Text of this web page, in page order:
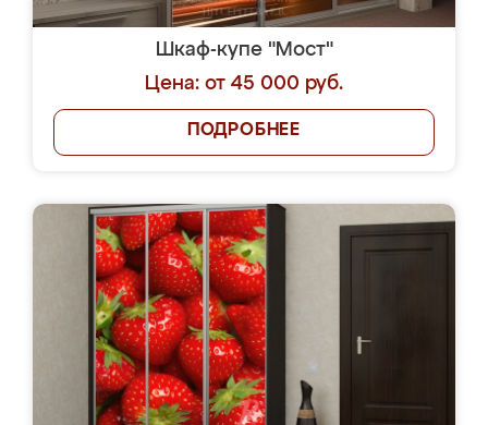
Шкаф-купе "Мост"
Цена: от 45 000 руб.
ПОДРОБНЕЕ